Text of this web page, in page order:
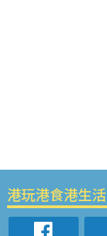
港玩港食港生活